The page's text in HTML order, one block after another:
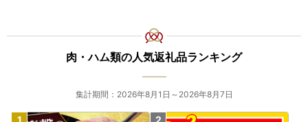
肉・ハム類の人気返礼品ランキング
集計期間：2026年8月1日～2026年8月7日